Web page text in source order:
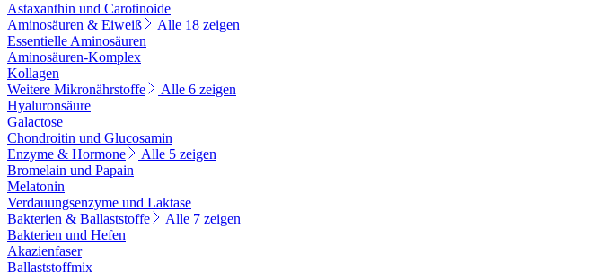
Astaxanthin und Carotinoide
Aminosäuren & Eiweiß
Alle 18 zeigen
Essentielle Aminosäuren
Aminosäuren-Komplex
Kollagen
Weitere Mikronährstoffe
Alle 6 zeigen
Hyaluronsäure
Galactose
Chondroitin und Glucosamin
Enzyme & Hormone
Alle 5 zeigen
Bromelain und Papain
Melatonin
Verdauungsenzyme und Laktase
Bakterien & Ballaststoffe
Alle 7 zeigen
Bakterien und Hefen
Akazienfaser
Ballaststoffmix